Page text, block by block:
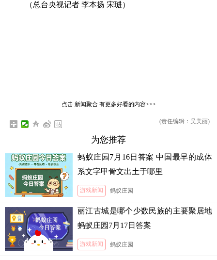
（总台央视记者 李本扬 宋琎）
点击 新闻聚合有更多好看的内容>>>
(责任编辑：吴美丽)
为您推荐
蚂蚁庄园7月16日答案 中国最早的成体
系文字甲骨文出土于哪里
游戏新闻 蚂蚁庄园
丽江古城是哪个少数民族的主要聚居地
蚂蚁庄园7月17日答案
游戏新闻 蚂蚁庄园